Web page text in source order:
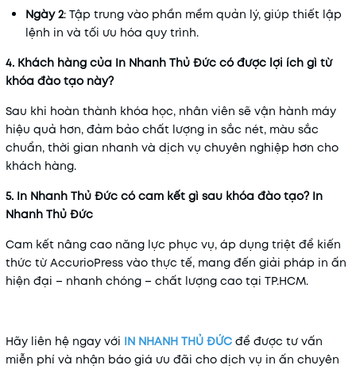
Ngày 2: Tập trung vào phần mềm quản lý, giúp thiết lập
lệnh in và tối ưu hóa quy trình.
4. Khách hàng của In Nhanh Thủ Đức có được lợi ích gì từ
khóa đào tạo này?
Sau khi hoàn thành khóa học, nhân viên sẽ vận hành máy
hiệu quả hơn, đảm bảo chất lượng in sắc nét, màu sắc
chuẩn, thời gian nhanh và dịch vụ chuyên nghiệp hơn cho
khách hàng.
5. In Nhanh Thủ Đức có cam kết gì sau khóa đào tạo? In
Nhanh Thủ Đức
Cam kết nâng cao năng lực phục vụ, áp dụng triệt để kiến
thức từ AccurioPress vào thực tế, mang đến giải pháp in ấn
hiện đại – nhanh chóng – chất lượng cao tại TP.HCM.
Hãy liên hệ ngay với IN NHANH THỦ ĐỨC để được tư vấn
miễn phí và nhận báo giá ưu đãi cho dịch vụ in ấn chuyên